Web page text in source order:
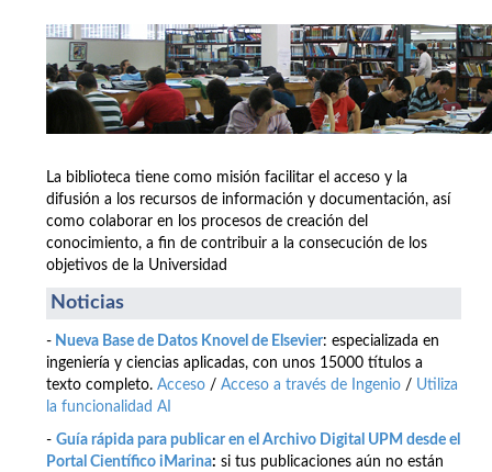
La biblioteca tiene como misión facilitar el acceso y la
difusión a los recursos de información y documentación, así
como colaborar en los procesos de creación del
conocimiento, a fin de contribuir a la consecución de los
objetivos de la Universidad
Noticias
- Nueva Base de Datos Knovel de Elsevier: especializada en
ingeniería y ciencias aplicadas, con unos 15000 títulos a
texto completo. Acceso / Acceso a través de Ingenio / Utiliza
la funcionalidad AI
- Guía rápida para publicar en el Archivo Digital UPM desde el
Portal Científico iMarina: si tus publicaciones aún no están